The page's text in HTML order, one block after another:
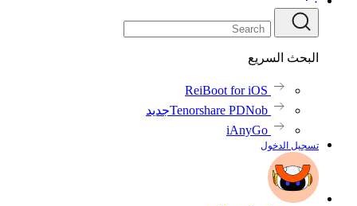
البحث السريع
ReiBoot for iOS
Tenorshare PDNobجديد
iAnyGo
تسجيل الدخول